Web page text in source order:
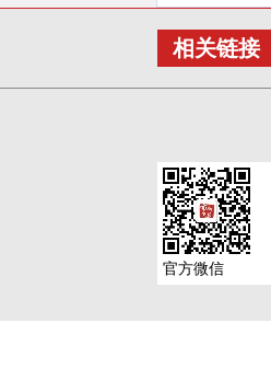
相关链接
官方微信